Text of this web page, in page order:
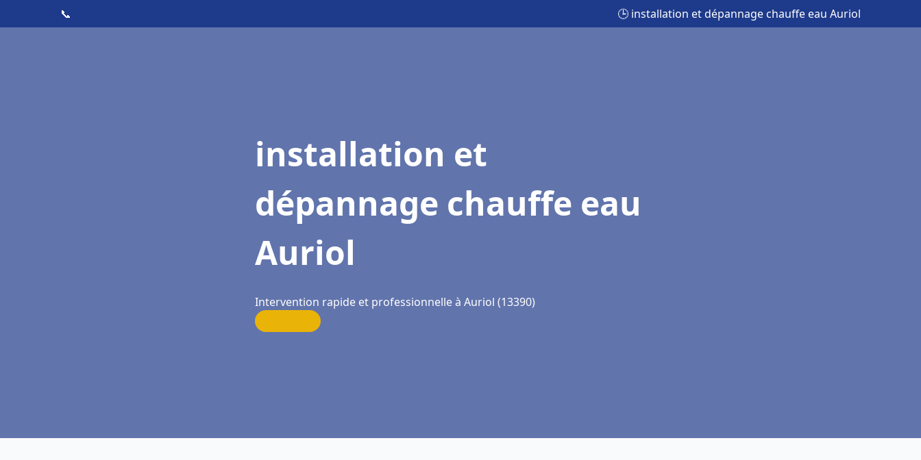
📞 🕒 installation et dépannage chauffe eau Auriol
installation et
dépannage chauffe eau
Auriol
Intervention rapide et professionnelle à Auriol (13390)